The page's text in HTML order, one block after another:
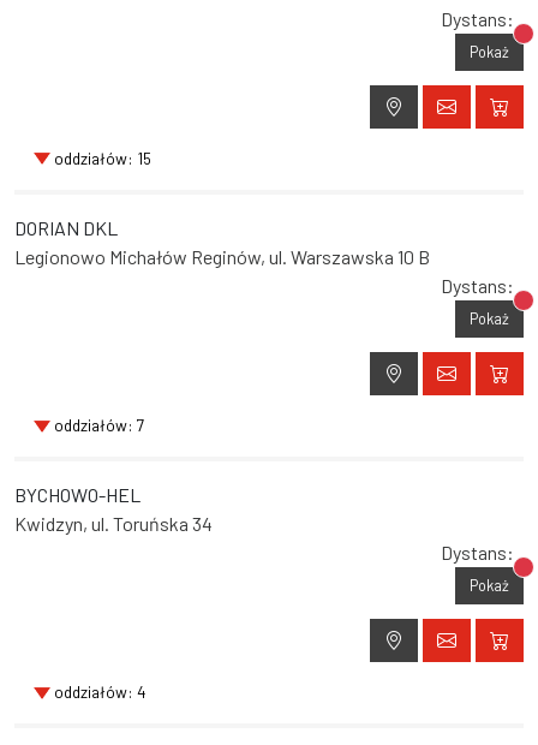
Dystans:
Pokaż
oddziałów: 15
DORIAN DKL
Legionowo Michałów Reginów, ul. Warszawska 10 B
Dystans:
Pokaż
oddziałów: 7
BYCHOWO-HEL
Kwidzyn, ul. Toruńska 34
Dystans:
Pokaż
oddziałów: 4